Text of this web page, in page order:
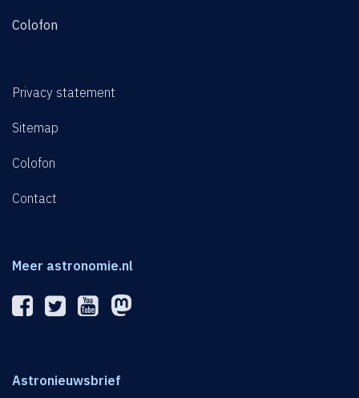
Colofon
Privacy statement
Sitemap
Colofon
Contact
Meer astronomie.nl
Astronieuwsbrief